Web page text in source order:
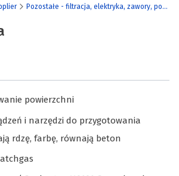
Pozostałe - filtracja, elektryka, zawory, pompy etc.
powierzchni
i narzędzi do przygotowania
rdzę, farbę, równają beton